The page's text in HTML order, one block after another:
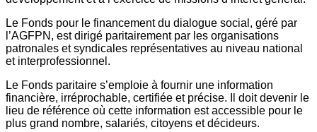
Le Fonds pour le financement du dialogue social, géré par
l’AGFPN, est dirigé paritairement par les organisations
patronales et syndicales représentatives au niveau national
et interprofessionnel.
Le Fonds paritaire s’emploie à fournir une information
financière, irréprochable, certifiée et précise. Il doit devenir le
lieu de référence où cette information est accessible pour le
plus grand nombre, salariés, citoyens et décideurs.